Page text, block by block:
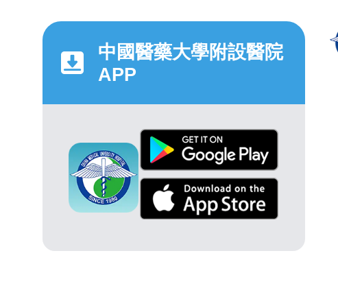
中國醫藥大學附設醫院
APP